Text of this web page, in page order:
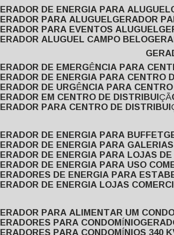
GERADOR DE ENERGIA PARA ALUGUEL
GERADOR PARA ALUGUEL GERADOR
GERADOR PARA EVENTOS ALUGUEL
GERADOR ALUGUEL CAMPO BELO
GERADOR DE EMERGÊNCIA PARA
GERADOR DE ENERGIA PARA CENTRO
GERADOR DE URGÊNCIA PARA
GERADOR EM CENTRO DE
GERADOR PARA CENTRO DE
GERADOR DE ENERGIA PARA BUFFET
GERADOR DE ENERGIA PARA
GERADOR DE ENERGIA PARA LOJAS
GERADOR DE ENERGIA PARA USO
GERADORES DE ENERGIA PARA
GERADOR DE ENERGIA LOJAS
GERADOR PARA ALIMENTAR UM
GERADORES PARA CONDOMÍNIO